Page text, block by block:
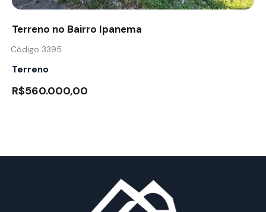
Terreno no Bairro Ipanema
Código 3395
Terreno
R$560.000,00